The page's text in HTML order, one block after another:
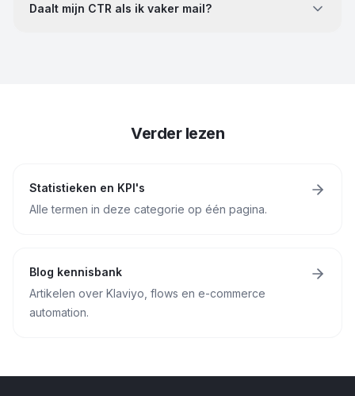
Daalt mijn CTR als ik vaker mail?
Verder lezen
Statistieken en KPI's
Alle termen in deze categorie op één pagina.
Blog kennisbank
Artikelen over Klaviyo, flows en e-commerce
automation.